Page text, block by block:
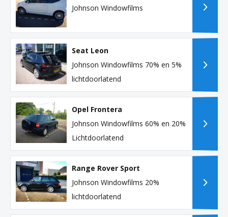
Johnson Windowfilms
Seat Leon
Johnson Windowfilms 70% en 5%
lichtdoorlatend
Opel Frontera
Johnson Windowfilms 60% en 20%
Lichtdoorlatend
Range Rover Sport
Johnson Windowfilms 20%
lichtdoorlatend